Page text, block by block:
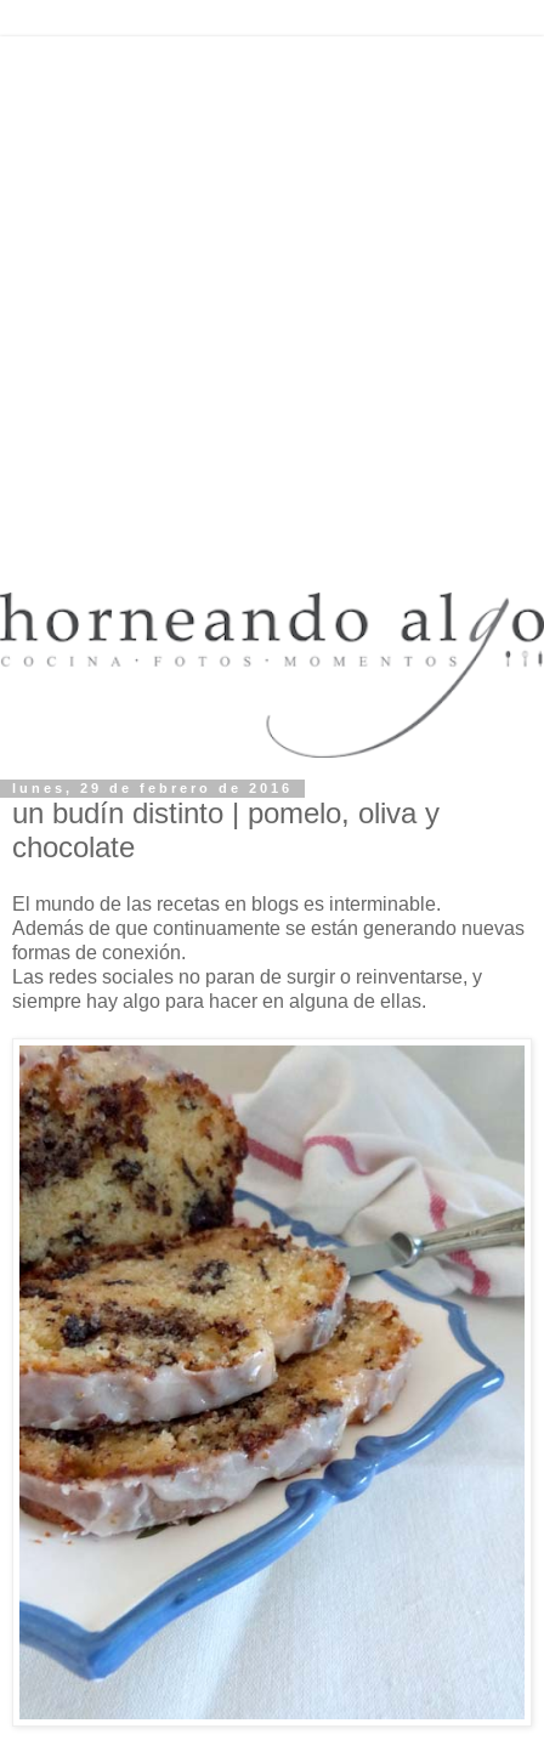
lunes, 29 de febrero de 2016
un budín distinto | pomelo, oliva y
chocolate
El mundo de las recetas en blogs es interminable.
Además de que continuamente se están generando nuevas
formas de conexión.
Las redes sociales no paran de surgir o reinventarse, y
siempre hay algo para hacer en alguna de ellas.